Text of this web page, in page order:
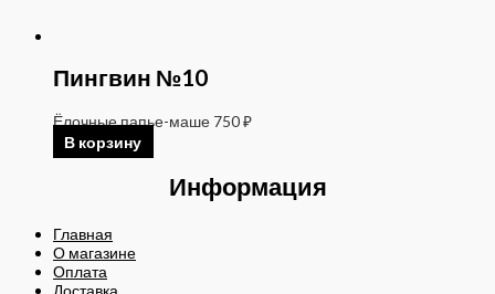
Пингвин №10
Ёлочные папье-маше 750₽
В корзину
Информация
Главная
О магазине
Оплата
Доставка